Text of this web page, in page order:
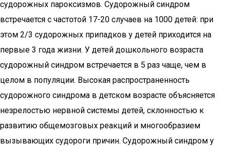
судорожных пароксизмов. Судорожный синдром
встречается с частотой 17-20 случаев на 1000 детей: при
этом 2/3 судорожных припадков у детей приходится на
первые 3 года жизни. У детей дошкольного возраста
судорожный синдром встречается в 5 раз чаще, чем в
целом в популяции. Высокая распространенность
судорожного синдрома в детском возрасте объясняется
незрелостью нервной системы детей, склонностью к
развитию общемозговых реакций и многообразием
вызывающих судороги причин. Судорожный синдром у